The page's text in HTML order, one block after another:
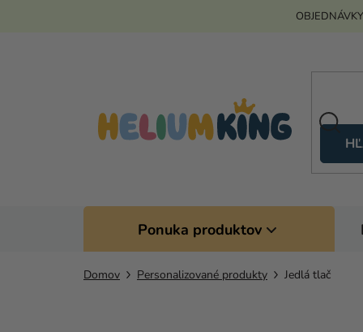
Ponuka produktov
Domov Personalizované produkty Jedlá tlač